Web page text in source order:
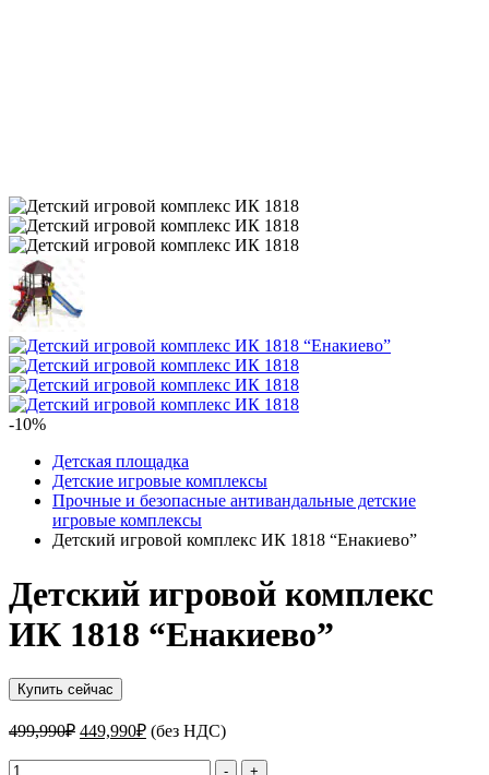
-10%
Детская площадка
Детские игровые комплексы
Прочные и безопасные антивандальные детские
игровые комплексы
Детский игровой комплекс ИК 1818 “Енакиево”
Детский игровой комплекс
ИК 1818 “Енакиево”
Купить сейчас
499,990₽ Первоначальная
составляла
449,990₽Текущая
цена:
449,990₽.
(без НДС)
Количество
-
+